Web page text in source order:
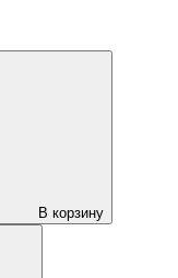
В корзину